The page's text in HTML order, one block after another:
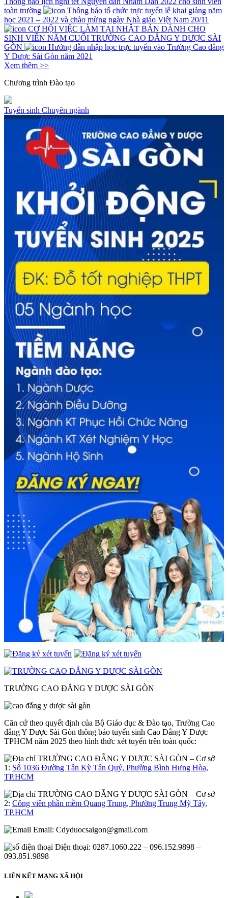
toàn trường
Thông báo tổ chức trực tuyến lễ khai giảng năm
học 2021 – 2022 và chào mừng ngày Nhà giáo Việt Nam 20/11
CƠ HỘI VIỆC LÀM TẠI NHẬT BẢN DÀNH CHO
SINH VIÊN NĂM CUỐI TRƯỜNG CAO ĐẲNG Y DƯỢC SÀI
GÒN
Hướng dẫn nhập học trực tuyến vào Trường Cao đẳng
Y Dược Sài Gòn năm 2021
Xem thêm >>
Chương trình Đào tạo
Tuyển sinh Chuyên ngành
TRƯỜNG CAO ĐẲNG Y DƯỢC SÀI GÒN
Căn cứ theo quyết định của Bộ Giáo dục & Đào tạo, Trường Cao
đẳng Y Dược Sài Gòn thông báo tuyển sinh Cao Đẳng Y Dược
TPHCM năm 2025 theo hình thức xét tuyển trên toàn quốc:
– Cơ sở
1: Số 1036 Đường Tân Kỳ Tân Quý, Phường Bình Hưng Hòa,
TP.HCM
– Cơ sở
2: Công viên phần mềm Quang Trung, Phường Trung Mỹ Tây,
TP.HCM
Email: Cdyduocsaigon@gmail.com
Điện thoại: 0287.1060.222 – 096.152.9898 –
093.851.9898
LIÊN KẾT MẠNG XÃ HỘI